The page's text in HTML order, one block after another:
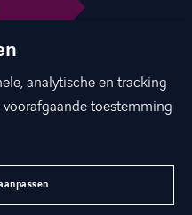
analytische en tracking
toestemming